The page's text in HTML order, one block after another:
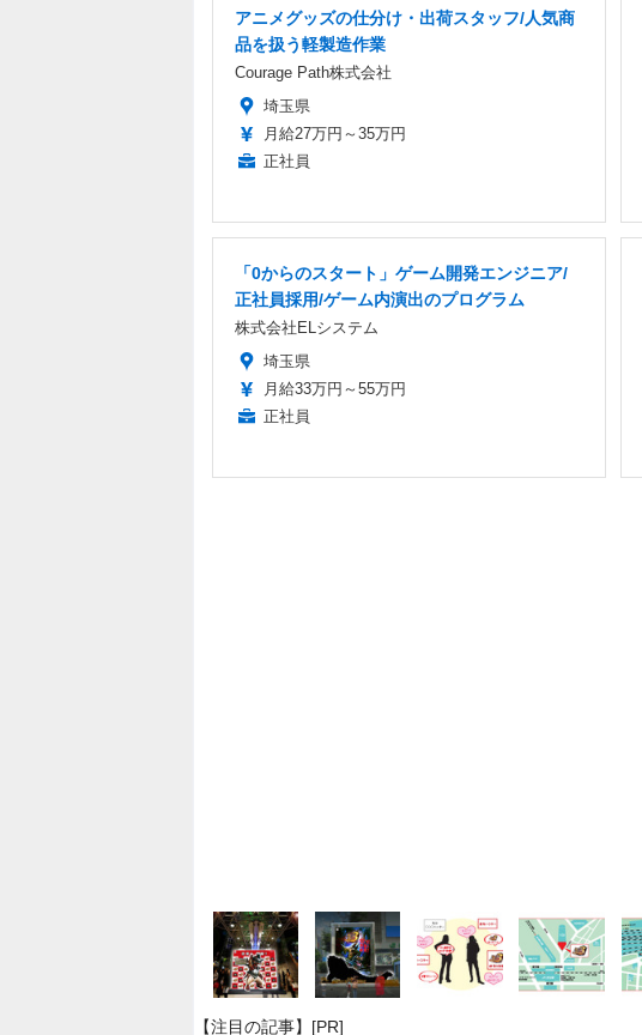
アニメグッズの仕分け・出荷スタッフ/人気商
品を扱う軽製造作業
Courage Path株式会社
埼玉県
月給27万円～35万円
正社員
「0からのスタート」ゲーム開発エンジニア/
正社員採用/ゲーム内演出のプログラム
株式会社ELシステム
埼玉県
月給33万円～55万円
正社員
【注目の記事】[PR]